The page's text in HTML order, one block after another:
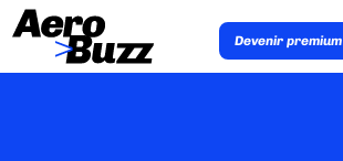
Devenir premium